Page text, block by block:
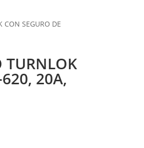
CON SEGURO DE
TURNLOK
20A,